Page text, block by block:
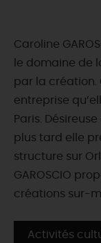
Caroline
le domaine de
par la création.
entreprise
Paris.
plus tard elle
structure sur
GAROSCIO
créations sur-
Activités